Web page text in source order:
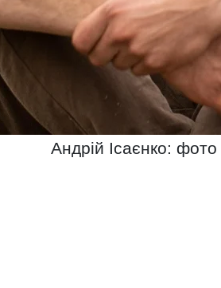
Андрій Ісаєнко: